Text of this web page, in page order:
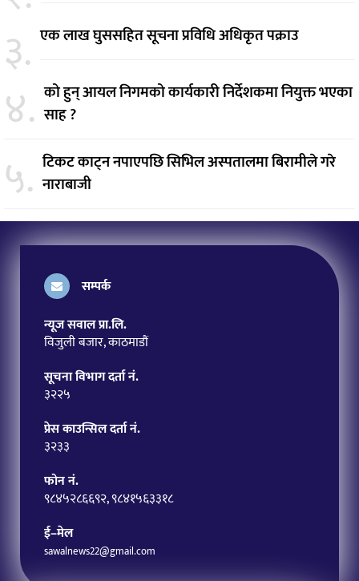
३. एक लाख घुससहित सूचना प्रविधि अधिकृत पक्राउ
४. को हुन् आयल निगमको कार्यकारी निर्देशकमा नियुक्त भएका
साह ?
५. टिकट काट्न नपाएपछि सिभिल अस्पतालमा बिरामीले गरे
नाराबाजी
सम्पर्क
न्यूज सवाल प्रा.लि.
विजुली बजार, काठमाडौं
सूचना विभाग दर्ता नं.
३२२५
प्रेस काउन्सिल दर्ता नं.
३२३३
फोन नं.
९८४५२८६६९२, ९८४१५६३३१८
ई–मेल
sawalnews22@gmail.com